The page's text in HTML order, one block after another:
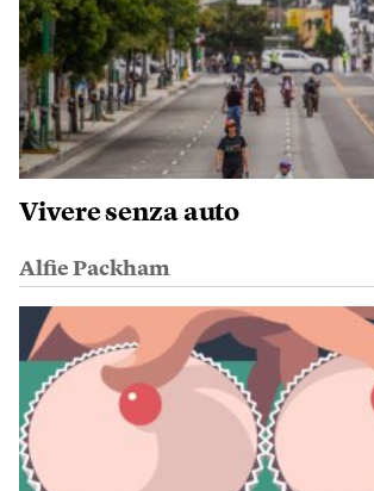
Vivere senza auto
Alfie Packham